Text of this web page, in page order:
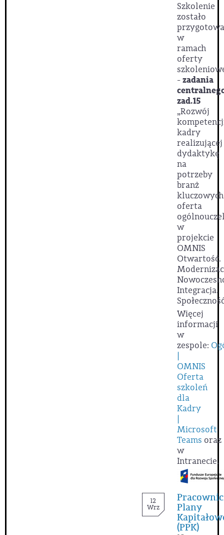
Szkolenie
zostało
w
ramach
oferty
-zadania
zad.15
„Rozwój
kadry
realizującej
dydaktykę
na
potrzeby
branż
oferta
w
projekcie
OMNIS
Otwartość.
Integracja.
Więcej
informacji
w
zespole:
|
OMNIS
Oferta
szkoleń
dla
Kadry
|
Microsoft
Teams oraz
w
Intranecie.
12
Wrz Plany
(PPK)